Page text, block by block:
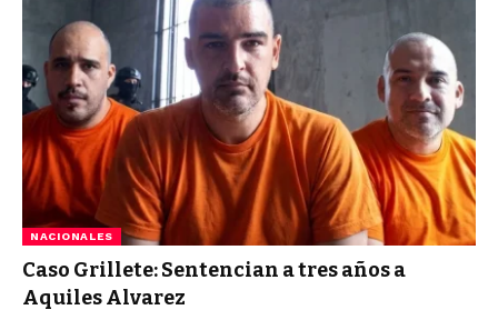
NACIONALES
Caso Grillete: Sentencian a tres años a
Aquiles Alvarez